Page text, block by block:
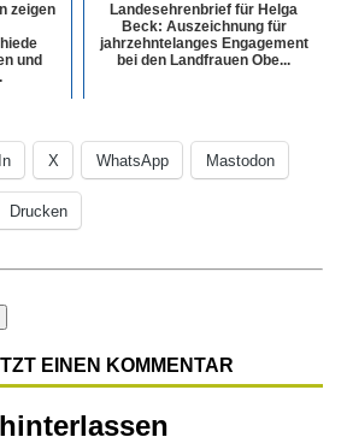
zeigen
und
Landesehrenbrief für Helga
Beck: Auszeichnung für
jahrzehntelanges Engagement
bei den Landfrauen Obe...
X WhatsApp Mastodon
Drucken
EINEN KOMMENTAR